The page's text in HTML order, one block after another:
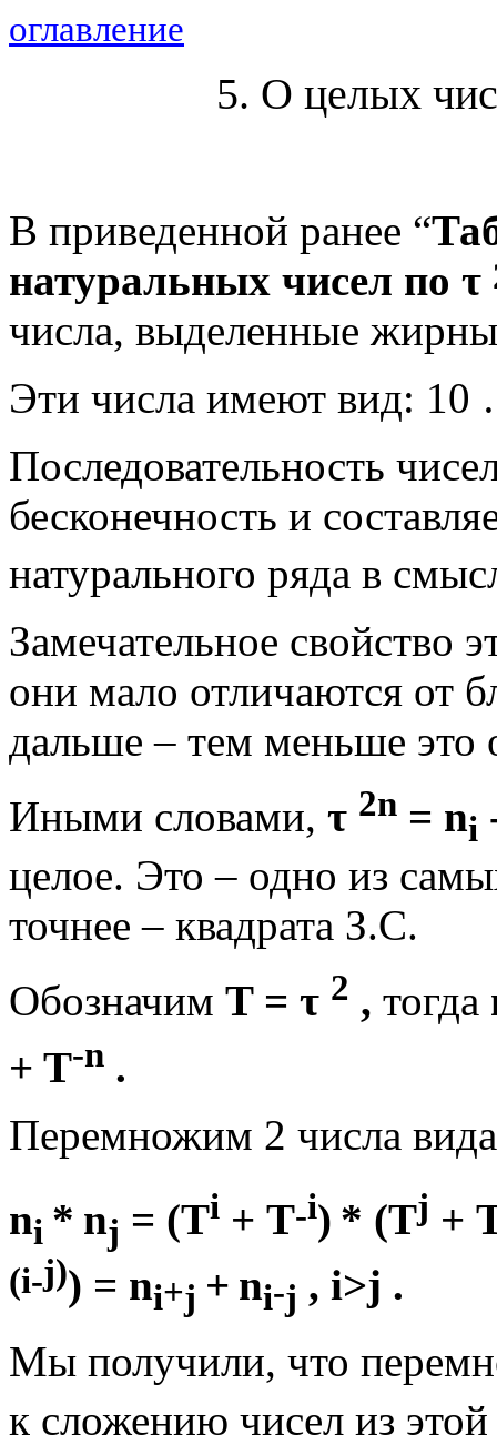
оглавление
5. О целых
В приведенной ранее “
натуральных чисел по τ
числа, выделенные
Эти числа имеют вид:
Последовательность
бесконечность и
натурального ряда в
Замечательное свойство
они мало отличаются от
дальше – тем меньше это
Иными словами, τ 2n = ni
целое. Это – одно из
точнее – квадрата З.С.
Обозначим T = τ 2 , тогда
+ T-n .
Перемножим 2 числа
ni * nj = (Ti + T-i) * (Tj +
(i-j)) = ni+j + ni-j , i>j .
Мы получили, что
к сложению чисел из